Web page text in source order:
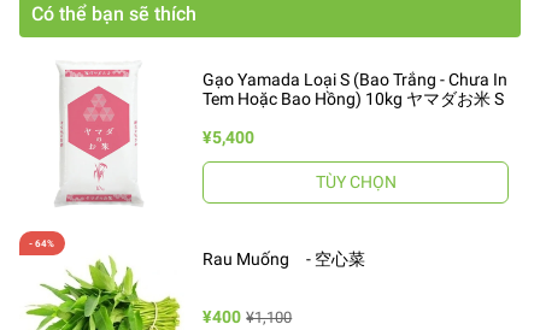
Có thể bạn sẽ thích
Gạo Yamada Loại S (Bao Trắng - Chưa In
Tem Hoặc Bao Hồng) 10kg ヤマダお米 S
¥5,400
TÙY CHỌN
Rau Muống - 空心菜
¥400 ¥1,100